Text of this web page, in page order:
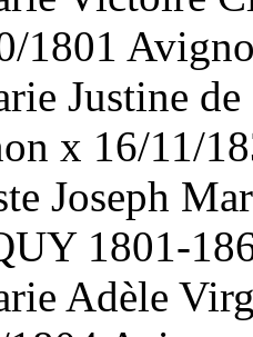
1801
Justine
x 16/11/
Joseph
1801-
Adèle